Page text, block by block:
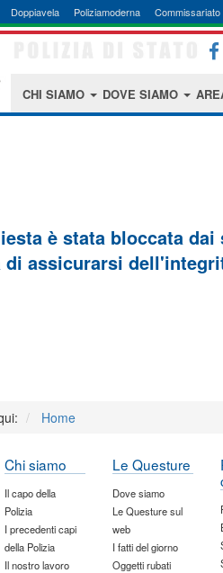
Doppiavela Poliziamoderna Commissariato
CHI SIAMO DOVE SIAMO
è stata bloccata
di assicurarsi
Home
Chi siamo
Il capo della
Polizia
I precedenti capi
della Polizia
Il nostro lavoro
Le Questure
Dove siamo
Le Questure sul
web
I fatti del giorno
Oggetti rubati